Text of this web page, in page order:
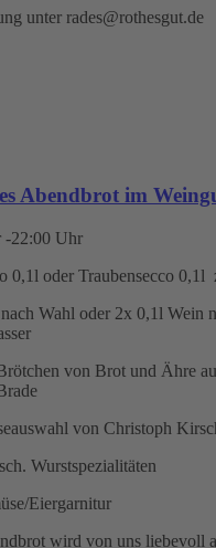
unter rades@rothesgut.de
Abendbrot im
-22:00 Uhr
0,1l oder Traubensecco 0,1l
Wahl oder 2x 0,1l Wein
von Brot und Ähre
von Christoph
Wurstspezialitäten
Eiergarnitur
wird von uns liebevoll